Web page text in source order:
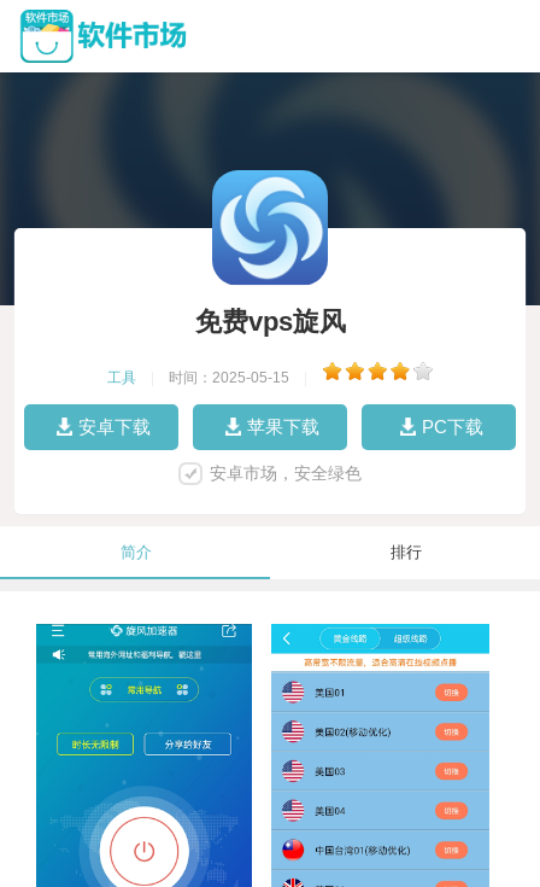
免费vps旋风
工具 时间：2025-05-15
安卓下载 苹果下载 PC下载
安卓市场，安全绿色
简介 排行